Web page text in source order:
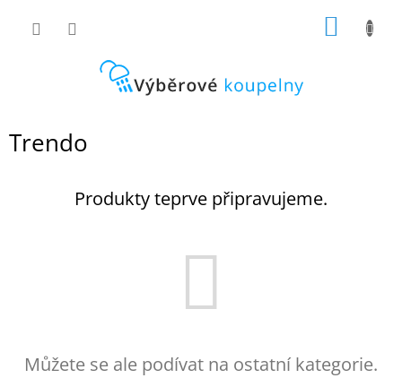
Trendo
Produkty teprve připravujeme.
Můžete se ale podívat na ostatní kategorie.